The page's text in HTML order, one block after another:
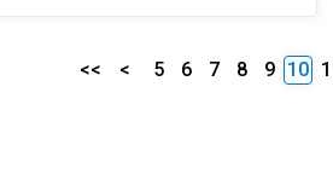
<< < 5 6 7 8 9 10